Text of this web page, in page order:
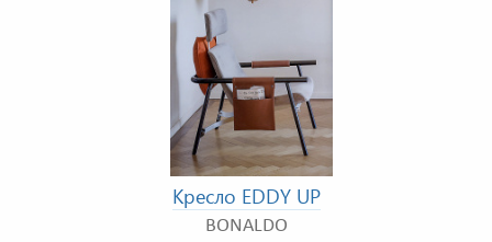
Кресло EDDY UP
BONALDO